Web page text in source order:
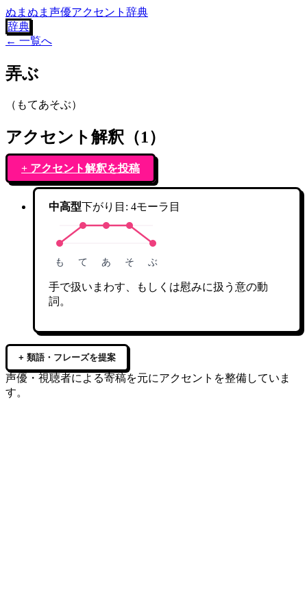
ぬまぬま声優アクセント辞典
辞典
← 一覧へ
弄ぶ
（ もてあそぶ）
アクセント解釈（1）
+ アクセント解釈を投稿
中高型下がり目: 4モーラ目
も て あ そ ぶ
手で扱いまわす、もしくは慰みに扱う意の動
詞。
+ 類語・フレーズを提案
声優・視聴者による寄稿を元にアクセントを整備していま
す。